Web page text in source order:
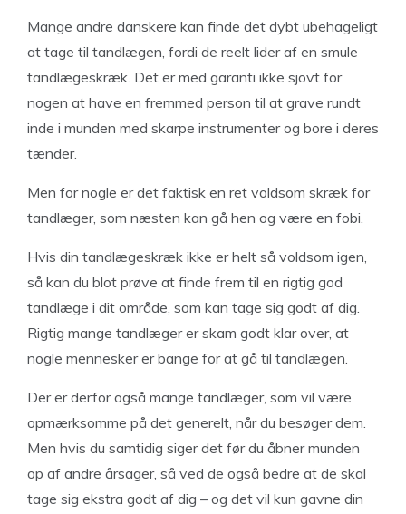
Mange andre danskere kan finde det dybt ubehageligt
at tage til tandlægen, fordi de reelt lider af en smule
tandlægeskræk. Det er med garanti ikke sjovt for
nogen at have en fremmed person til at grave rundt
inde i munden med skarpe instrumenter og bore i deres
tænder.
Men for nogle er det faktisk en ret voldsom skræk for
tandlæger, som næsten kan gå hen og være en fobi.
Hvis din tandlægeskræk ikke er helt så voldsom igen,
så kan du blot prøve at finde frem til en rigtig god
tandlæge i dit område, som kan tage sig godt af dig.
Rigtig mange tandlæger er skam godt klar over, at
nogle mennesker er bange for at gå til tandlægen.
Der er derfor også mange tandlæger, som vil være
opmærksomme på det generelt, når du besøger dem.
Men hvis du samtidig siger det før du åbner munden
op af andre årsager, så ved de også bedre at de skal
tage sig ekstra godt af dig – og det vil kun gavne din